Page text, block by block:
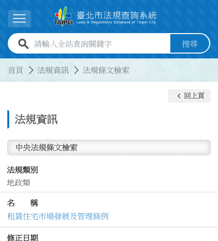
展開選單
全站查詢關鍵字欄位 搜尋
首頁 法規資訊 法規條文檢索
法規資訊
keyboard_arrow_left 回上頁
中央法規條文檢索
法規類別
地政類
名 稱
租賃住宅市場發展及管理條例
修正日期